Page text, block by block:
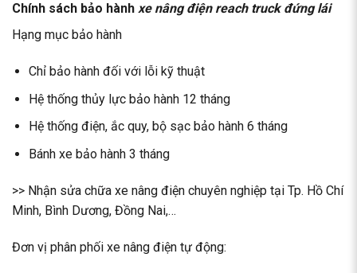
Chính sách bảo hành xe nâng điện reach truck đứng lái
Hạng mục bảo hành
Chỉ bảo hành đối với lỗi kỹ thuật
Hệ thống thủy lực bảo hành 12 tháng
Hệ thống điện, ắc quy, bộ sạc bảo hành 6 tháng
Bánh xe bảo hành 3 tháng
>> Nhận sửa chữa xe nâng điện chuyên nghiệp tại Tp. Hồ Chí
Minh, Bình Dương, Đồng Nai,…
Đơn vị phân phối xe nâng điện tự động: